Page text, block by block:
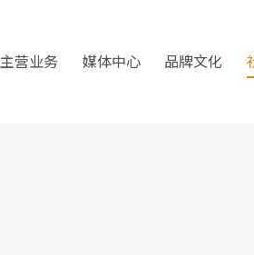
主营业务 媒体中心 品牌文化